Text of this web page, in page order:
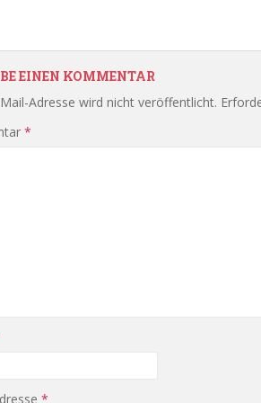
EINEN KOMMENTAR
Adresse wird nicht veröffentlicht.
*
*